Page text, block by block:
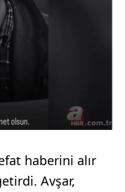
haberini alır
Avşar,